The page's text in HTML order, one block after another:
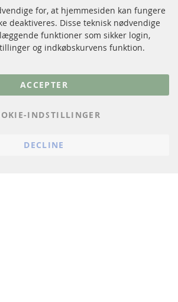
for, at hjemmesiden kan fungere
deaktiveres. Disse teknisk nødvendige
funktioner som sikker login,
og indkøbskurvens funktion.
ACCEPTER
INDSTILLINGER
DECLINE